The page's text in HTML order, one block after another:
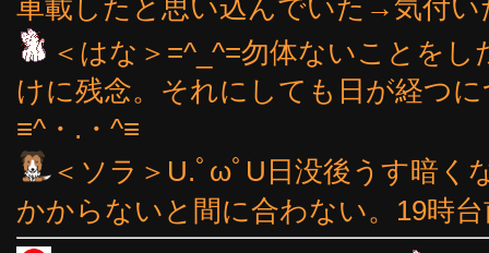
車載したと思い込んでいた→気付い
＜はな＞=^_^=勿体ないことを
けに残念。それにしても日が経つ
≡^・.・^≡
＜ソラ＞U.ﾟωﾟU日没後うす暗く
かからないと間に合わない。19時